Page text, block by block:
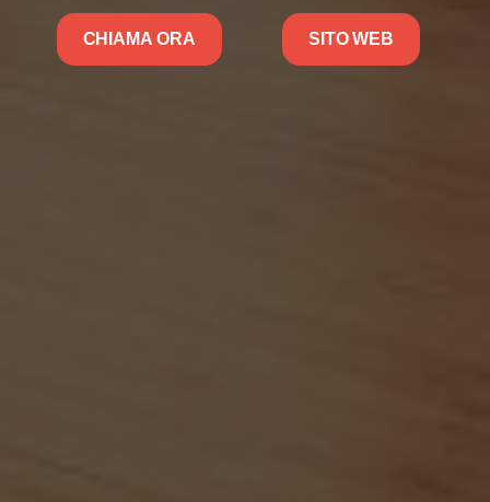
CHIAMA ORA SITO WEB